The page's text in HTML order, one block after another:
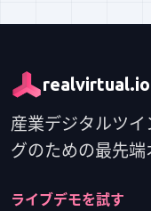
realvirtual.io
産業デジタルツ
グのための最先
はじめる
ライブデモを試す